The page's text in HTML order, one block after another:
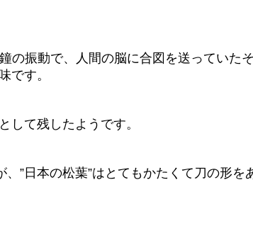
振動で、人間の脳に合図を送っていたそ
です。
して残したようです。
”日本の松葉”はとてもかたくて刀の形を